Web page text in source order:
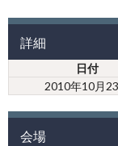
詳細
日付
2010年10月
会場